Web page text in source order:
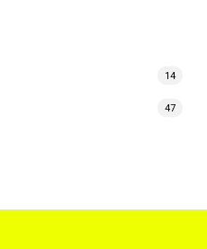
14
47